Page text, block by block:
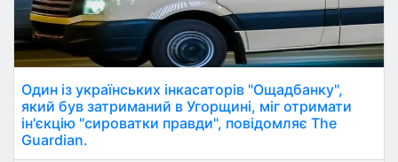
Один із українських інкасаторів "Ощадбанку",
який був затриманий в Угорщині, міг отримати
ін'єкцію "сироватки правди", повідомляє The
Guardian.